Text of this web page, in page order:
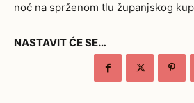
noć na sprženom tlu županjskog
NASTAVIT ĆE SE…